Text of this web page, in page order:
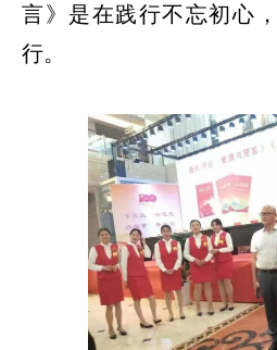
言》是在践行不忘初心
行。